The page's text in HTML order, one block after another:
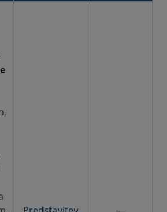
– gradiva in posnetki